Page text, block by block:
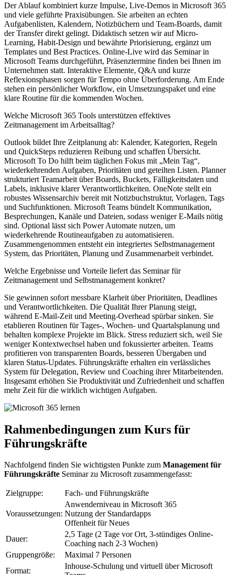
Der Ablauf kombiniert kurze Impulse, Live-Demos in Microsoft 365
und viele geführte Praxisübungen. Sie arbeiten an echten
Aufgabenlisten, Kalendern, Notizbüchern und Team-Boards, damit
der Transfer direkt gelingt. Didaktisch setzen wir auf Micro-
Learning, Habit-Design und bewährte Priorisierung, ergänzt um
Templates und Best Practices. Online-Live wird das Seminar in
Microsoft Teams durchgeführt, Präsenztermine finden bei Ihnen im
Unternehmen statt. Interaktive Elemente, Q&A und kurze
Reflexionsphasen sorgen für Tempo ohne Überforderung. Am Ende
stehen ein persönlicher Workflow, ein Umsetzungspaket und eine
klare Routine für die kommenden Wochen.
Welche Microsoft 365 Tools unterstützen effektives
Zeitmanagement im Arbeitsalltag?
Outlook bildet Ihre Zeitplanung ab: Kalender, Kategorien, Regeln
und QuickSteps reduzieren Reibung und schaffen Übersicht.
Microsoft To Do hilft beim täglichen Fokus mit „Mein Tag“,
wiederkehrenden Aufgaben, Prioritäten und geteilten Listen. Planner
strukturiert Teamarbeit über Boards, Buckets, Fälligkeitsdaten und
Labels, inklusive klarer Verantwortlichkeiten. OneNote stellt ein
robustes Wissensarchiv bereit mit Notizbuchstruktur, Vorlagen, Tags
und Suchfunktionen. Microsoft Teams bündelt Kommunikation,
Besprechungen, Kanäle und Dateien, sodass weniger E-Mails nötig
sind. Optional lässt sich Power Automate nutzen, um
wiederkehrende Routineaufgaben zu automatisieren.
Zusammengenommen entsteht ein integriertes Selbstmanagement
System, das Prioritäten, Planung und Zusammenarbeit verbindet.
Welche Ergebnisse und Vorteile liefert das Seminar für
Zeitmanagement und Selbstmanagement konkret?
Sie gewinnen sofort messbare Klarheit über Prioritäten, Deadlines
und Verantwortlichkeiten. Die Qualität Ihrer Planung steigt,
während E‑Mail‑Zeit und Meeting-Overhead spürbar sinken. Sie
etablieren Routinen für Tages-, Wochen- und Quartalsplanung und
behalten komplexe Projekte im Blick. Stress reduziert sich, weil Sie
weniger Kontextwechsel haben und fokussierter arbeiten. Teams
profitieren von transparenten Boards, besseren Übergaben und
klaren Status-Updates. Führungskräfte erhalten ein verlässliches
System für Delegation, Review und Coaching ihrer Mitarbeitenden.
Insgesamt erhöhen Sie Produktivität und Zufriedenheit und schaffen
mehr Zeit für die wirklich wichtigen Aufgaben.
Rahmenbedingungen zum Kurs für
Führungskräfte
Nachfolgend finden Sie wichtigsten Punkte zum Management für
Führungskräfte Seminar zu Microsoft zusammengefasst:
Zielgruppe: Fach- und Führungskräfte
Voraussetzungen:
Anwenderniveau in Microsoft 365
Nutzung der Standardapps
Offenheit für Neues
Dauer:
2,5 Tage (2 Tage vor Ort, 3-stündiges Online-
Coaching nach 2-3 Wochen)
Gruppengröße:
Maximal 7 Personen
Format:
Inhouse-Schulung und virtuell über Microsoft